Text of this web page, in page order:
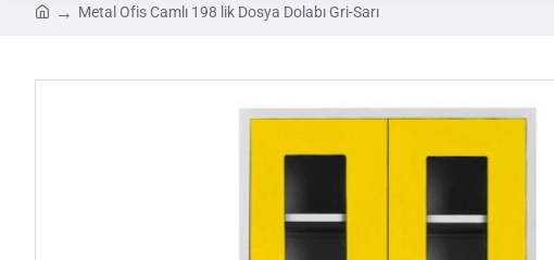
e
Metal Ofis Camlı 198 lik Dosya Dolabı Gri-Sarı